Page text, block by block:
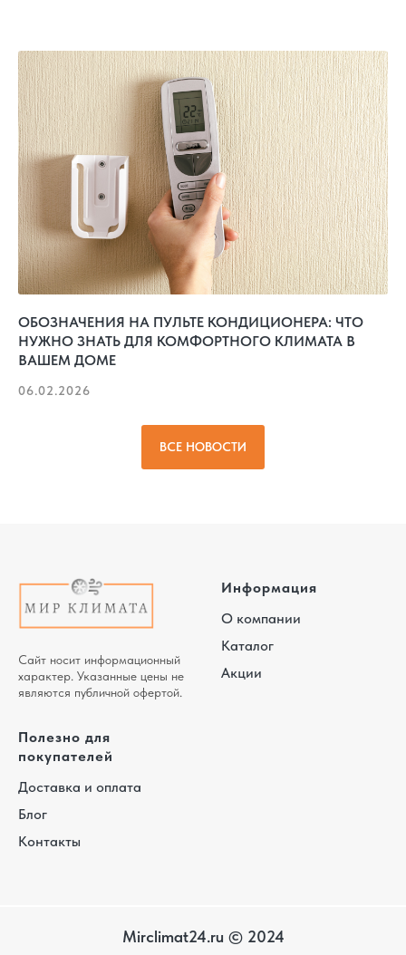
ОБОЗНАЧЕНИЯ НА ПУЛЬТЕ КОНДИЦИОНЕРА: ЧТО
НУЖНО ЗНАТЬ ДЛЯ КОМФОРТНОГО КЛИМАТА В
ВАШЕМ ДОМЕ
06.02.2026
ВСЕ НОВОСТИ
Сайт носит информационный
характер. Указанные цены не
являются публичной офертой.
Информация
О компании
Каталог
Акции
Полезно для
покупателей
Доставка и оплата
Блог
Контакты
Mirclimat24.ru © 2024